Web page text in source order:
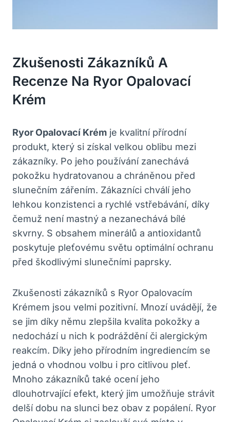
Zkušenosti Zákazníků A
Recenze Na Ryor Opalovací
Krém
Ryor Opalovací Krém je kvalitní přírodní
produkt, který si získal velkou oblibu mezi
zákazníky. Po jeho používání zanechává
pokožku hydratovanou a chráněnou před
slunečním zářením. Zákazníci chválí jeho
lehkou konzistenci a rychlé vstřebávání, díky
čemuž není mastný a nezanechává bílé
skvrny. S obsahem minerálů a antioxidantů
poskytuje pleťovému světu optimální ochranu
před škodlivými slunečními paprsky.
Zkušenosti zákazníků s Ryor Opalovacím
Krémem jsou velmi pozitivní. Mnozí uvádějí, že
se jim díky němu zlepšila kvalita pokožky a
nedochází u nich k podráždění či alergickým
reakcím. Díky jeho přírodním ingrediencím se
jedná o vhodnou volbu i pro citlivou pleť.
Mnoho zákazníků také ocení jeho
dlouhotrvající efekt, který jim umožňuje strávit
delší dobu na slunci bez obav z popálení. Ryor